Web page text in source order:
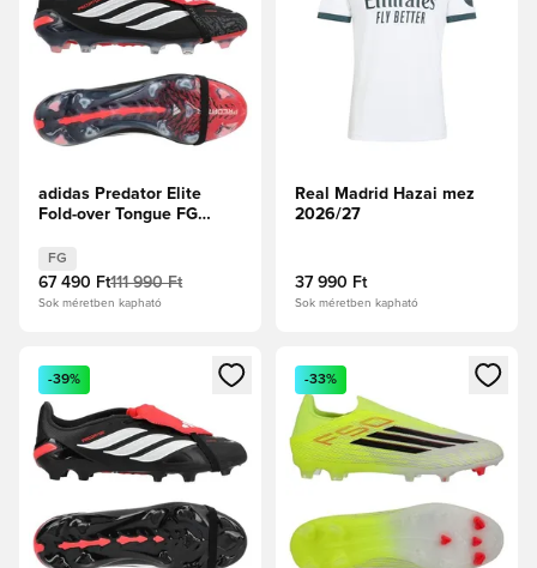
adidas Predator Elite
Fold-over Tongue FG
Black/Fehér cipők/
Élénkpiros
FG
67 490 Ft111 990 Ft
Sok méretben kapható
Real Madrid Hazai mez
2026/27
37 990 Ft
Sok méretben kapható
Megnyit egy modált a bejelentkezéshez vagy a tagként
-39%
Megnyit egy modált a
-33%